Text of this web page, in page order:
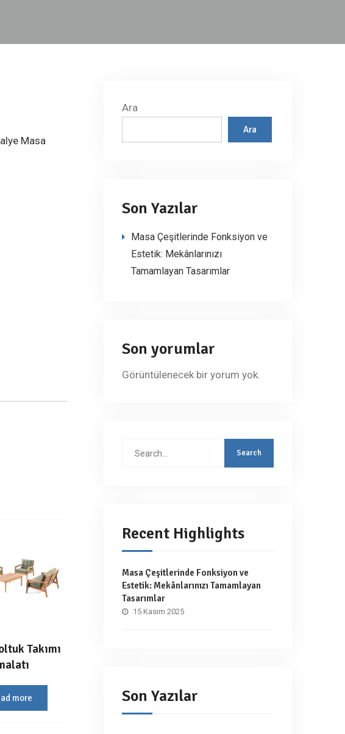
Masa
Takımı
more
Ara
Ara
Son Yazılar
Masa Çeşitlerinde Fonksiyon ve
Estetik: Mekânlarınızı
Tamamlayan Tasarımlar
Son yorumlar
Görüntülenecek bir yorum yok.
Search
Recent Highlights
Masa Çeşitlerinde Fonksiyon ve
Estetik: Mekânlarınızı Tamamlayan
Tasarımlar
15 Kasım 2025
Son Yazılar